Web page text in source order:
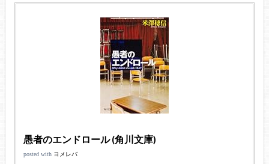
愚者のエンドロール (角川文庫)
posted with ヨメレバ